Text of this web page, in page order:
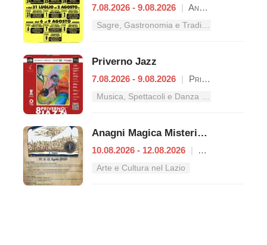
7.08.2026 - 9.08.2026 | Anagni
Priverno Jazz
7.08.2026 - 9.08.2026 | Priverno
Anagni Magica Misteriosa
10.08.2026 - 12.08.2026 |
Arte e Cultura nel Lazio